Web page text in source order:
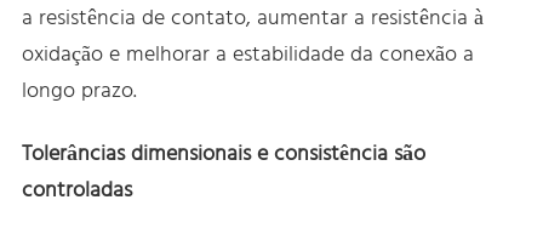
a resistência de contato, aumentar a resistência à
oxidação e melhorar a estabilidade da conexão a
longo prazo.
Tolerâncias dimensionais e consistência são
controladas